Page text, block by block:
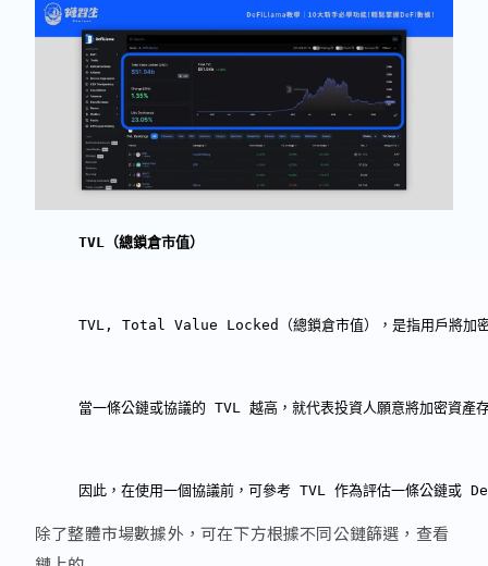
TVL（總鎖倉市值）
TVL, Total Value Locked（總鎖倉市值），是指用戶將加密
當一條公鏈或協議的 TVL 越高，就代表投資人願意將加密資
因此，在使用一個協議前，可參考 TVL 作為評估一條公鏈或
除了整體市場數據外，可在下方根據不同公鏈篩選，查看